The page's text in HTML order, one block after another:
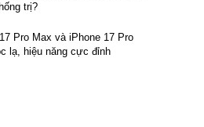
Find W 12GB|256GB
trị?
Pro Max và iPhone 17 Pro
lạ, hiệu năng cực đỉnh